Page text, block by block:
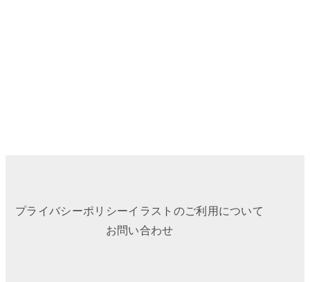
プライバシーポリシーイラストのご利用について
お問い合わせ